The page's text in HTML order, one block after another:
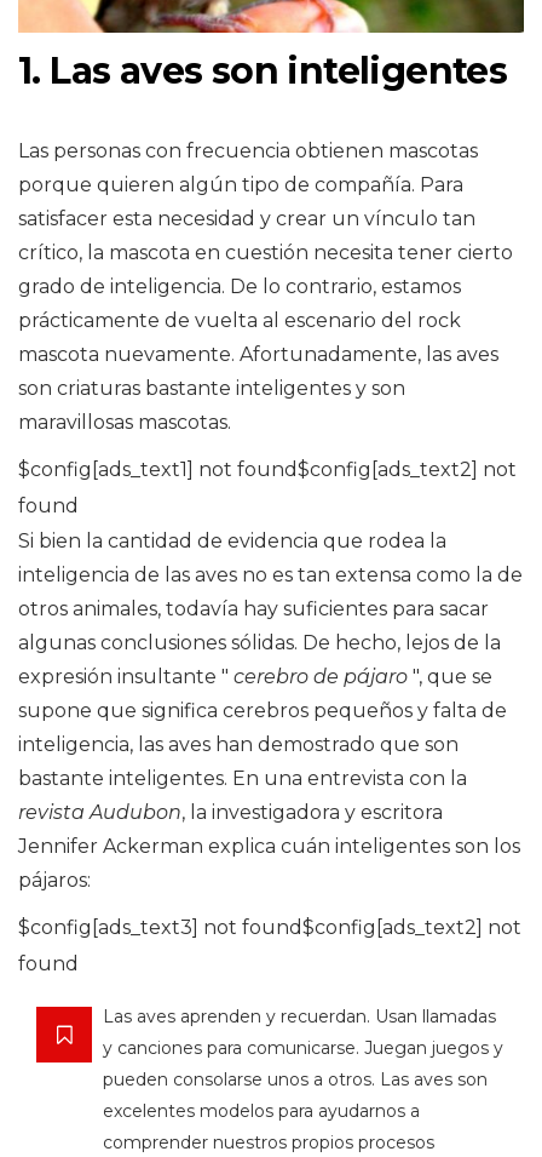
1. Las aves son inteligentes
Las personas con frecuencia obtienen mascotas
porque quieren algún tipo de compañía. Para
satisfacer esta necesidad y crear un vínculo tan
crítico, la mascota en cuestión necesita tener cierto
grado de inteligencia. De lo contrario, estamos
prácticamente de vuelta al escenario del rock
mascota nuevamente. Afortunadamente, las aves
son criaturas bastante inteligentes y son
maravillosas mascotas.
$config[ads_text1] not found$config[ads_text2] not
found
Si bien la cantidad de evidencia que rodea la
inteligencia de las aves no es tan extensa como la de
otros animales, todavía hay suficientes para sacar
algunas conclusiones sólidas. De hecho, lejos de la
expresión insultante " cerebro de pájaro ", que se
supone que significa cerebros pequeños y falta de
inteligencia, las aves han demostrado que son
bastante inteligentes. En una entrevista con la
revista Audubon, la investigadora y escritora
Jennifer Ackerman explica cuán inteligentes son los
pájaros:
$config[ads_text3] not found$config[ads_text2] not
found
Las aves aprenden y recuerdan. Usan llamadas
y canciones para comunicarse. Juegan juegos y
pueden consolarse unos a otros. Las aves son
excelentes modelos para ayudarnos a
comprender nuestros propios procesos